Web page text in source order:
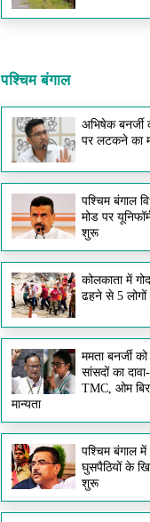
पश्चिम बंगाल
अभिषेक बनर्जी
पर लटकने का
पश्चिम बंगाल
मोड पर
शुरू
कोलकाता में
ढहने से 5 लोगों
ममता बनर्जी
सांसदों का
TMC, ओम
मान्यता
पश्चिम बंगाल में
घुसपैठियों के
शुरू